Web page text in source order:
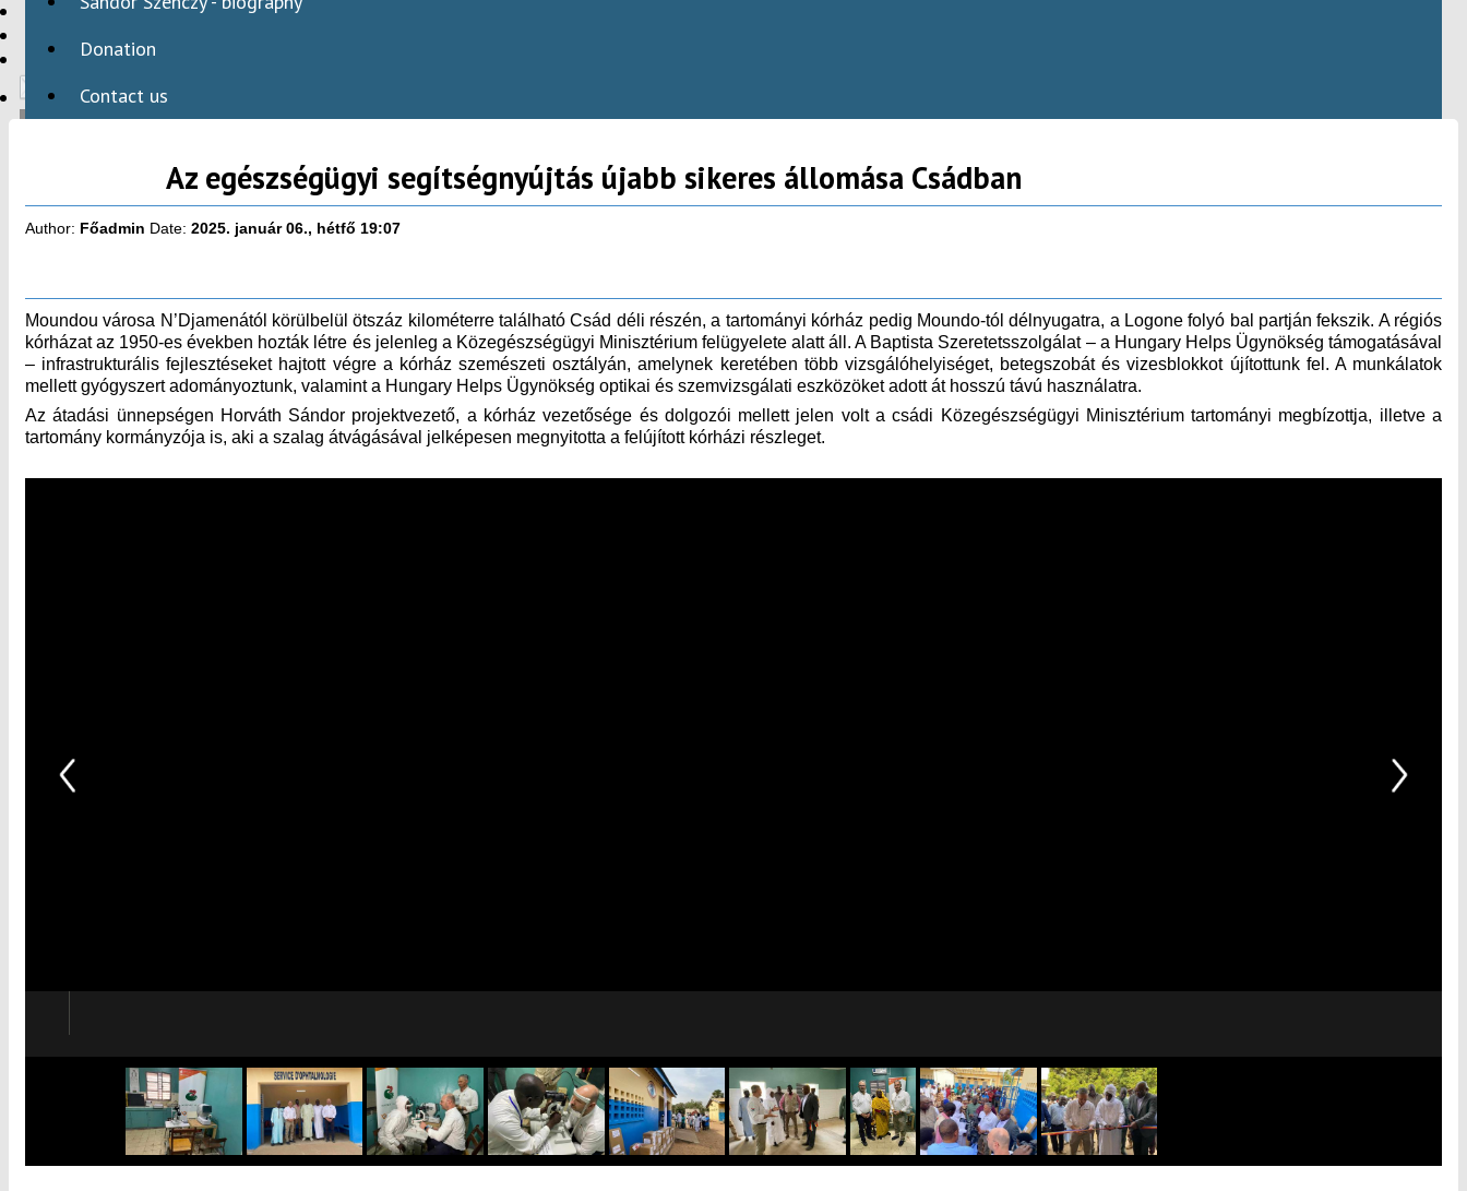
HBAID
INTERNATIONAL PROGRAMS
Donation
Contact us
Az egészségügyi segítségnyújtás újabb sikeres állomása Csádban
Author: Főadmin Date: 2025. január 06., hétfő 19:07
Moundou városa N’Djamenától körülbelül ötszáz kilométerre található Csád déli részén, a tartományi kórház pedig Moundo-tól délnyugatra, a Logone folyó bal partján fekszik. A régiós
kórházat az 1950-es években hozták létre és jelenleg a Közegészségügyi Minisztérium felügyelete alatt áll. A Baptista Szeretetsszolgálat – a Hungary Helps Ügynökség támogatásával
– infrastrukturális fejlesztéseket hajtott végre a kórház szemészeti osztályán, amelynek keretében több vizsgálóhelyiséget, betegszobát és vizesblokkot újítottunk fel. A munkálatok
mellett gyógyszert adományoztunk, valamint a Hungary Helps Ügynökség optikai és szemvizsgálati eszközöket adott át hosszú távú használatra.
Az átadási ünnepségen Horváth Sándor projektvezető, a kórház vezetősége és dolgozói mellett jelen volt a csádi Közegészségügyi Minisztérium tartományi megbízottja, illetve a
tartomány kormányzója is, aki a szalag átvágásával jelképesen megnyitotta a felújított kórházi részleget.